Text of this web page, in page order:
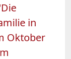
in
Oktober